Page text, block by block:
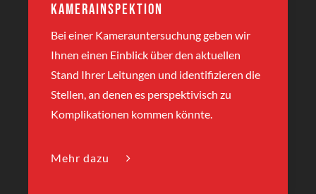
Kamerainspektion
Bei einer Kamerauntersuchung geben wir
Ihnen einen Einblick über den aktuellen
Stand Ihrer Leitungen und identifizieren die
Stellen, an denen es perspektivisch zu
Komplikationen kommen könnte.
Mehr dazu